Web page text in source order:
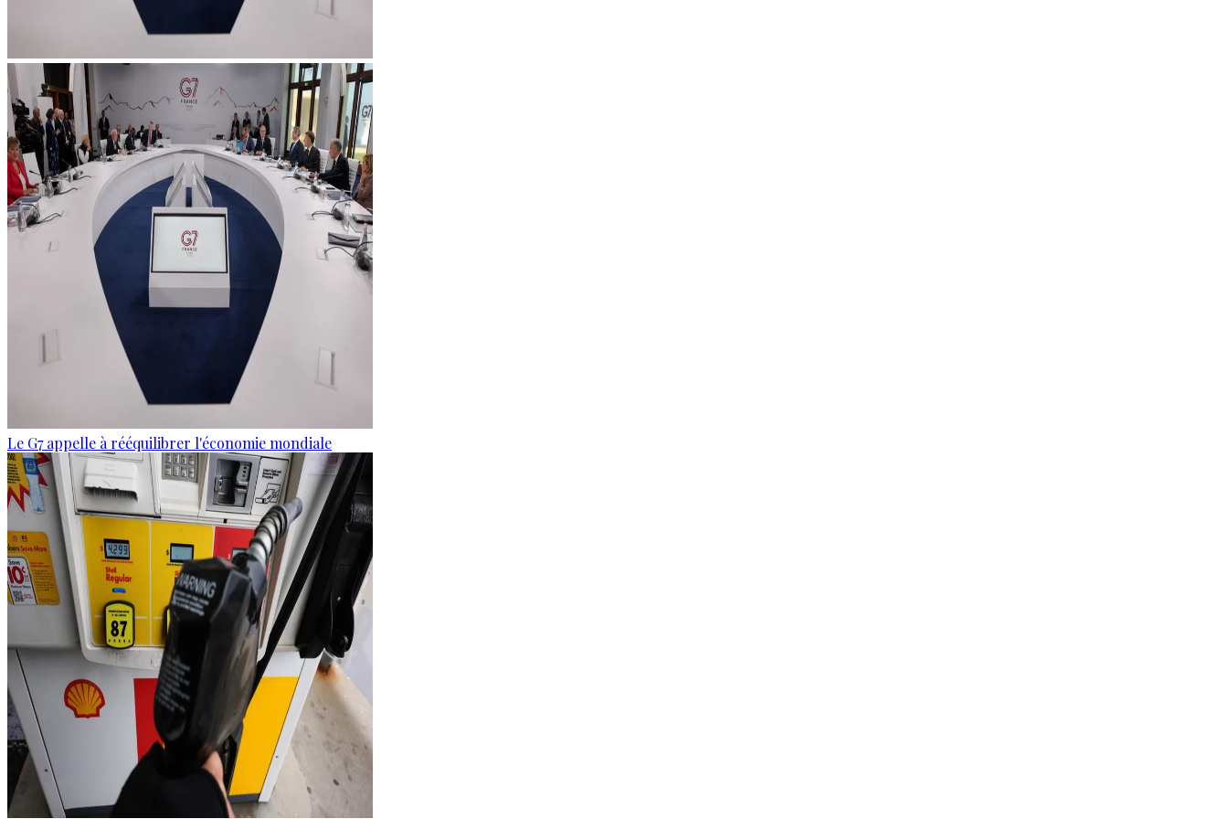
Le G7 appelle à rééquilibrer l'économie mondiale